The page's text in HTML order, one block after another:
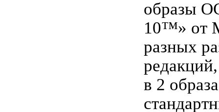
образы
10™» от
разных
в 2